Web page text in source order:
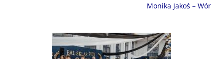
Monika Jakoś – Wór